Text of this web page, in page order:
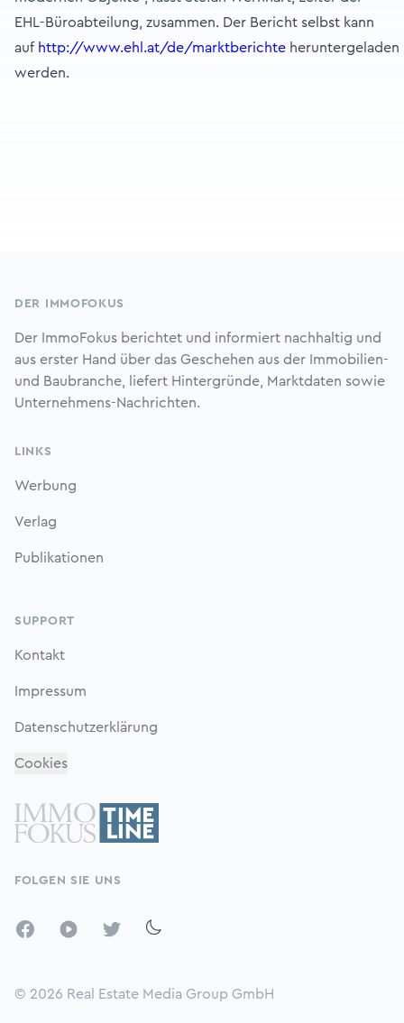
EHL-Büroabteilung, zusammen. Der Bericht selbst kann
auf http://www.ehl.at/de/marktberichte heruntergeladen
werden.
DER IMMOFOKUS
Der ImmoFokus berichtet und informiert nachhaltig und
aus erster Hand über das Geschehen aus der Immobilien-
und Baubranche, liefert Hintergründe, Marktdaten sowie
Unternehmens-Nachrichten.
LINKS
Werbung
Verlag
Publikationen
SUPPORT
Kontakt
Impressum
Datenschutzerklärung
Cookies
FOLGEN SIE UNS
FacebookYouTubeTwitter
© 2026 Real Estate Media Group GmbH